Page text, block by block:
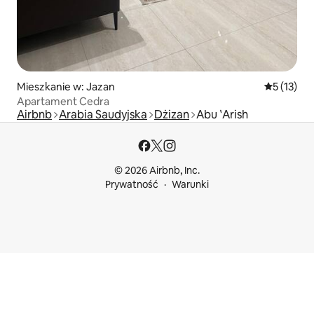
Mieszkanie w: Jazan Średnia
5 (13)
Apartament Cedra
Airbnb Arabia Saudyjska Dżizan Abu ʽArish
© 2026 Airbnb, Inc.
Prywatność
Warunki